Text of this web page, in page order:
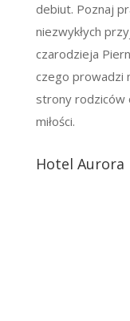
debiut. Poznaj
niezwykłych
czarodzieja
czego prowadzi
strony rodziców
miłości.
Hotel Aurora